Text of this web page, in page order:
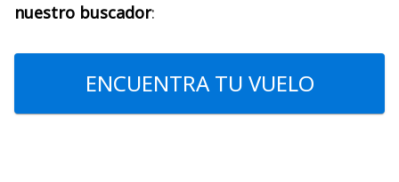
nuestro buscador:
ENCUENTRA TU VUELO